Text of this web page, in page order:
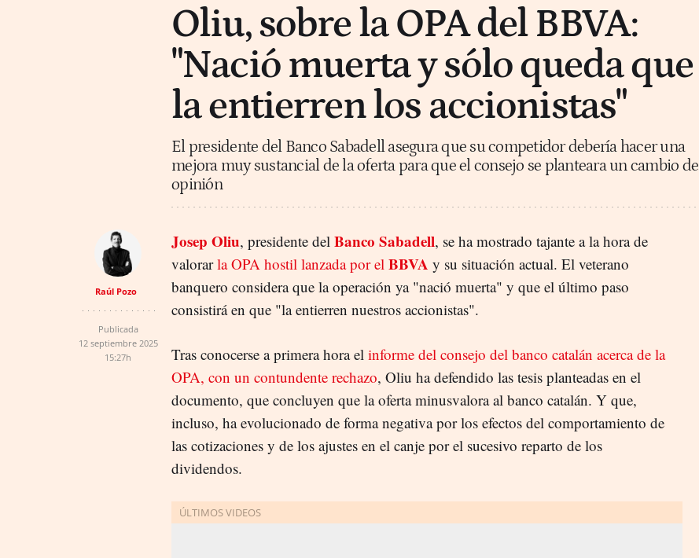
Oliu, sobre la OPA del BBVA:
"Nació muerta y sólo queda que
la entierren los accionistas"
El presidente del Banco Sabadell asegura que su competidor debería hacer una
mejora muy sustancial de la oferta para que el consejo se planteara un cambio de
opinión
Raúl Pozo
Publicada
12 septiembre 2025
15:27h
Josep Oliu, presidente del Banco Sabadell, se ha mostrado tajante a la hora de
valorarla OPA hostil lanzada por el BBVA y su situación actual. El veterano
banquero considera que la operación ya "nació muerta" y que el último paso
consistirá en que "la entierren nuestros accionistas".
Tras conocerse a primera hora el informe del consejo del banco catalán acerca de la
OPA, con un contundente rechazo, Oliu ha defendido las tesis planteadas en el
documento, que concluyen que la oferta minusvalora al banco catalán. Y que,
incluso, ha evolucionado de forma negativa por los efectos del comportamiento de
las cotizaciones y de los ajustes en el canje por el sucesivo reparto de los
dividendos.